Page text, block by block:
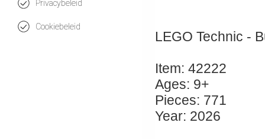
Privacybeleid
Cookiebeleid
LEGO Technic -
Item: 42222
Ages: 9+
Pieces: 771
Year: 2026